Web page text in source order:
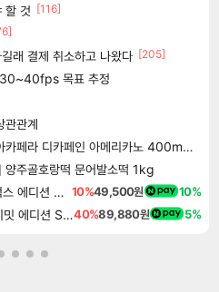
할 것 [116]
래 결제 취소하고 나왔다 [205]
30~40fps 목표 추정
관관계
라 디카페인 아메리카노 400ml x 20개
주골호랑떡 문어발소떡 1kg
드래곤소드 어웨이크닝 디럭스 에디션 DragonSword Awakening Deluxe Edition 10%49,500원 10%
슈퍼로봇대전 Y 디지털 얼티밋 에디션 Super Robot Wars Y Digital Ultimate Edition40%89,880원 5%